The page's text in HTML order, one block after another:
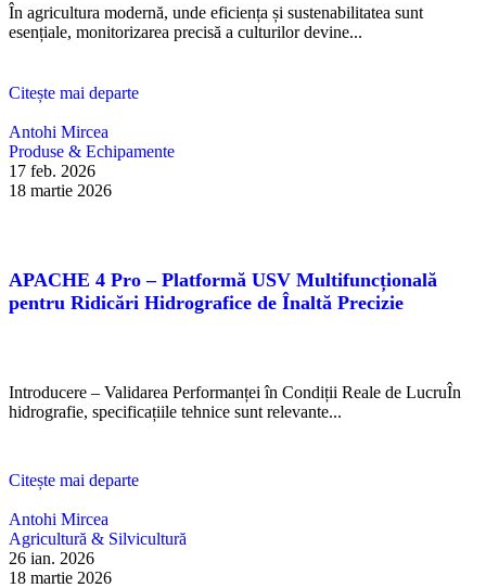
În agricultura modernă, unde eficiența și sustenabilitatea sunt
esențiale, monitorizarea precisă a culturilor devine...
Citește mai departe
Antohi Mircea
Produse & Echipamente
17 feb. 2026
18 martie 2026
APACHE 4 Pro – Platformă USV Multifuncțională
pentru Ridicări Hidrografice de Înaltă Precizie
Introducere – Validarea Performanței în Condiții Reale de LucruÎn
hidrografie, specificațiile tehnice sunt relevante...
Citește mai departe
Antohi Mircea
Agricultură & Silvicultură
26 ian. 2026
18 martie 2026